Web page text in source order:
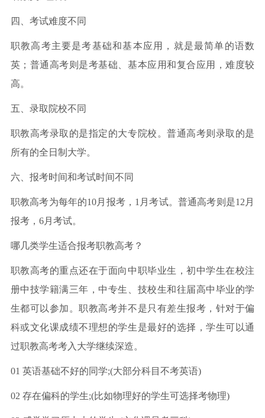
四、考试难度不同
职教高考主要是考基础和基本应用，就是最简单的语数
英；普通高考则是考基础、基本应用和复合应用，难度较
高。
五、录取院校不同
职教高考录取的是指定的大专院校。普通高考则录取的是
所有的全日制大学。
六、报考时间和考试时间不同
职教高考为每年的10月报考，1月考试。普通高考则是12月
报考，6月考试。
哪几类学生适合报考职教高考？
职教高考的重点还在于面向中职毕业生，初中学生在校注
册中技学籍满三年，中专生、技校生和往届高中毕业的学
生都可以参加。职教高考并不是只有差生报考，针对于偏
科或文化课成绩不理想的学生是最好的选择，学生可以通
过职教高考考入大学继续深造。
01 英语基础不好的同学;(大部分科目不考英语)
02 存在偏科的学生;(比如物理好的学生可选择考物理)